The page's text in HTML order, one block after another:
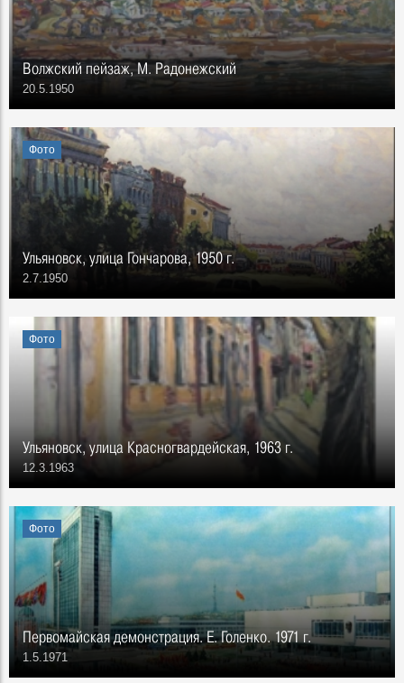
Волжский пейзаж, М. Радонежский
20.5.1950
Фото
Ульяновск, улица Гончарова, 1950 г.
2.7.1950
Фото
Ульяновск, улица Красногвардейская, 1963 г.
12.3.1963
Фото
Первомайская демонстрация. Е. Голенко. 1971 г.
1.5.1971